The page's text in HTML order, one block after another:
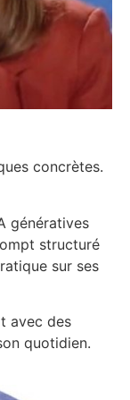
concrètes.
génératives
structuré
sur ses
avec des
quotidien.